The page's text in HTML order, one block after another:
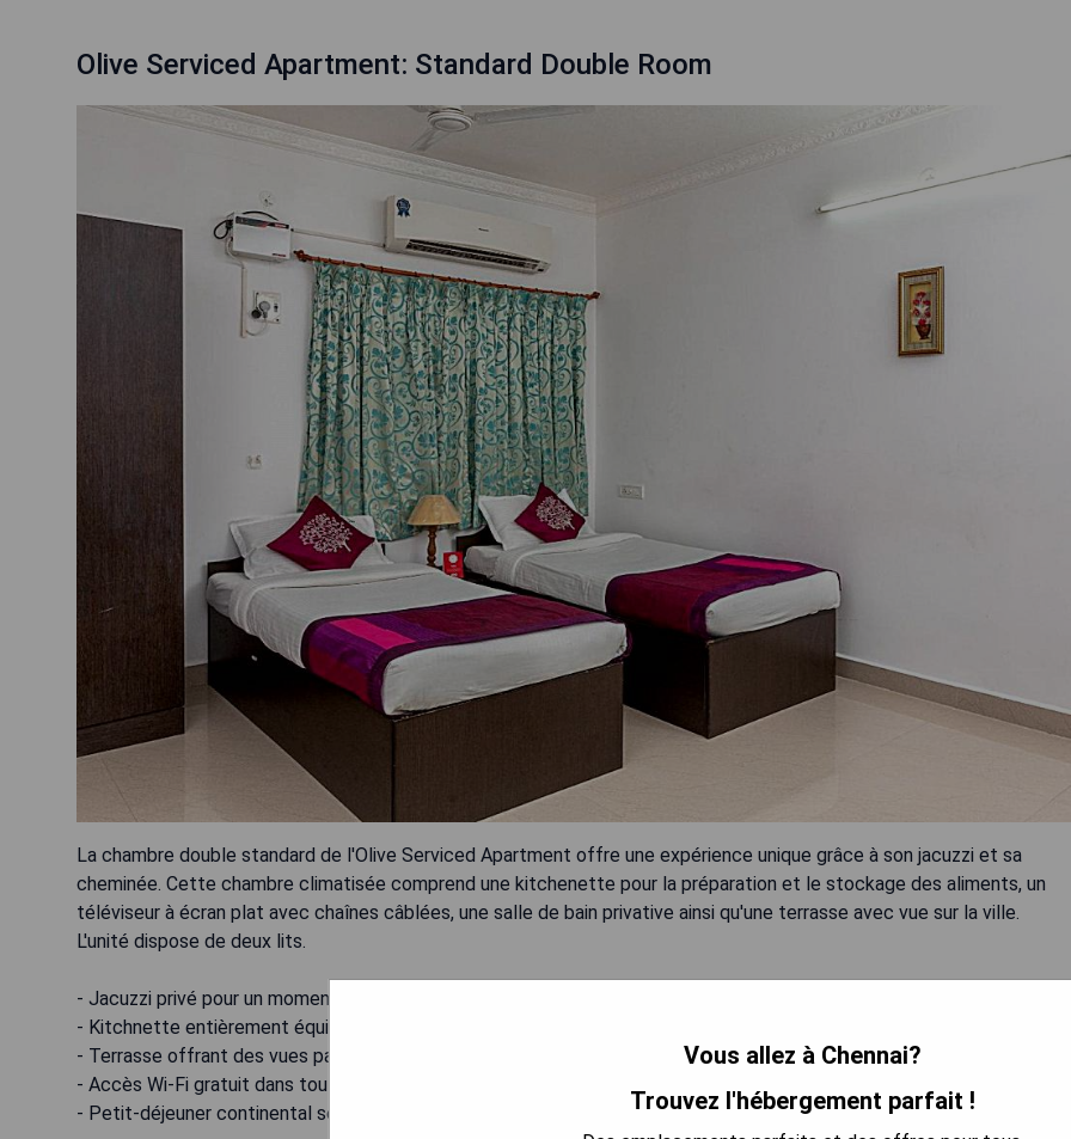
Olive Serviced Apartment: Standard Double Room
La chambre double standard de l'Olive Serviced Apartment offre une expérience unique grâce à son jacuzzi et sa
cheminée. Cette chambre climatisée comprend une kitchenette pour la préparation et le stockage des aliments, un
téléviseur à écran plat avec chaînes câblées, une salle de bain privative ainsi qu'une terrasse avec vue sur la ville.
L'unité dispose de deux lits.
- Jacuzzi privé pour un moment de détente
- Kitchnette entièrement équipée
- Terrasse offrant des vues panoramiques
- Accès Wi-Fi gratuit dans tout l'établissement
- Petit-déjeuner continental servi chaque matin
Vous allez à Chennai?
Trouvez l'hébergement parfait !